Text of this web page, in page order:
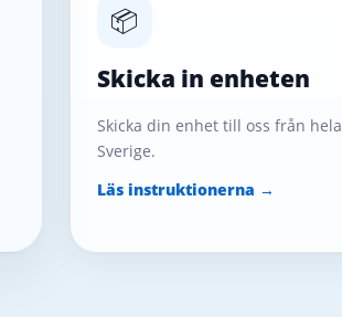
📦
Skicka in enheten
Skicka din enhet till oss från hela
Sverige.
Läs instruktionerna →